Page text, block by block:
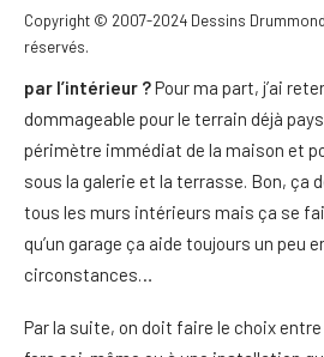
Copyright © 2007-2024 Dessins
réservés.
Différentes avenues s’offrent à vous
d’isoler les fondations d’une telle
par l’intérieur ?Pour ma part, j’ai
dommageable pour le terrain déjà
périmètre immédiat de la maison et
sous la galerie et la terrasse. Bon, ça
tous les murs intérieurs mais ça se
qu’un garage ça aide toujours un peu
circonstances…
Par la suite, on doit faire le choix entre